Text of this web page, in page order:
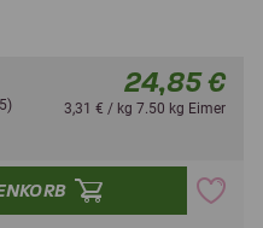
24,85 €
3,31 € / kg 7.50 kg Eimer